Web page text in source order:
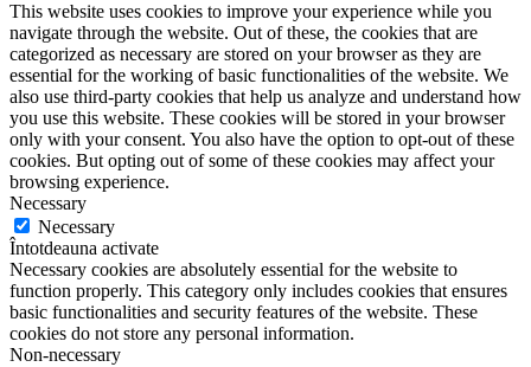
This website uses cookies to improve your experience while you
navigate through the website. Out of these, the cookies that are
categorized as necessary are stored on your browser as they are
essential for the working of basic functionalities of the website. We
also use third-party cookies that help us analyze and understand how
you use this website. These cookies will be stored in your browser
only with your consent. You also have the option to opt-out of these
cookies. But opting out of some of these cookies may affect your
browsing experience.
Necessary
Necessary
Întotdeauna activate
Necessary cookies are absolutely essential for the website to
function properly. This category only includes cookies that ensures
basic functionalities and security features of the website. These
cookies do not store any personal information.
Non-necessary